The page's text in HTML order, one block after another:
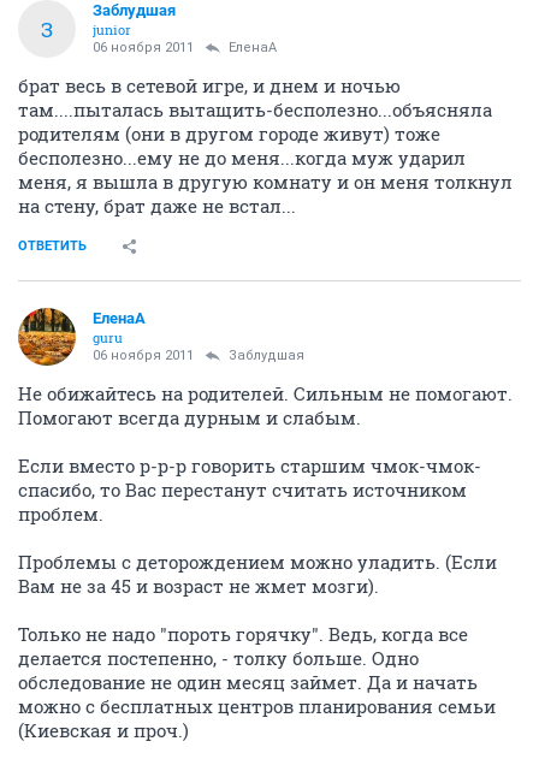
З
Заблудшая
junior
06 ноября 2011 ЕленаА
брат весь в сетевой игре, и днем и ночью
там....пыталась вытащить-бесполезно...объясняла
родителям (они в другом городе живут) тоже
бесполезно...ему не до меня...когда муж ударил
меня, я вышла в другую комнату и он меня толкнул
на стену, брат даже не встал...
ОТВЕТИТЬ
ЕленаА
guru
06 ноября 2011 Заблудшая
Не обижайтесь на родителей. Сильным не помогают.
Помогают всегда дурным и слабым.
Если вместо р-р-р говорить старшим чмок-чмок-
спасибо, то Вас перестанут считать источником
проблем.
Проблемы с деторождением можно уладить. (Если
Вам не за 45 и возраст не жмет мозги).
Только не надо "пороть горячку". Ведь, когда все
делается постепенно, - толку больше. Одно
обследование не один месяц займет. Да и начать
можно с бесплатных центров планирования семьи
(Киевская и проч.)